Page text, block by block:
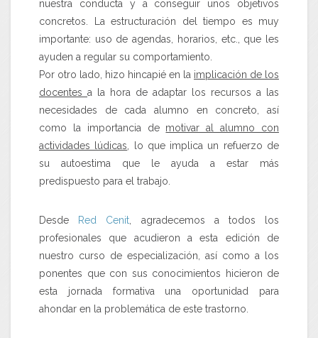
nuestra conducta y a conseguir unos objetivos
concretos. La estructuración del tiempo es muy
importante: uso de agendas, horarios, etc., que les
ayuden a regular su comportamiento.
Por otro lado, hizo hincapié en la implicación de los
docentes a la hora de adaptar los recursos a las
necesidades de cada alumno en concreto, así
como la importancia de motivar al alumno con
actividades lúdicas , lo que implica un refuerzo de
su autoestima que le ayuda a estar más
predispuesto para el trabajo.
Desde Red Cenit , agradecemos a todos los
profesionales que acudieron a esta edición de
nuestro curso de especialización, así como a los
ponentes que con sus conocimientos hicieron de
esta jornada formativa una oportunidad para
ahondar en la problemática de este trastorno.